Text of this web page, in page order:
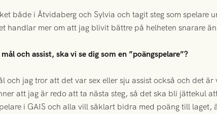
både i Åtvidaberg och Sylvia och tagit steg som spelare
handlar mer om att jag blivit bättre på helheten snarare
och assist, ska vi se dig som en ”poängspelare”?
och jag tror att det var sex eller sju assist också och det
att jag är redo att ta nästa steg, så det ska bli jättekul
i GAIS och alla vill såklart bidra med poäng till laget,